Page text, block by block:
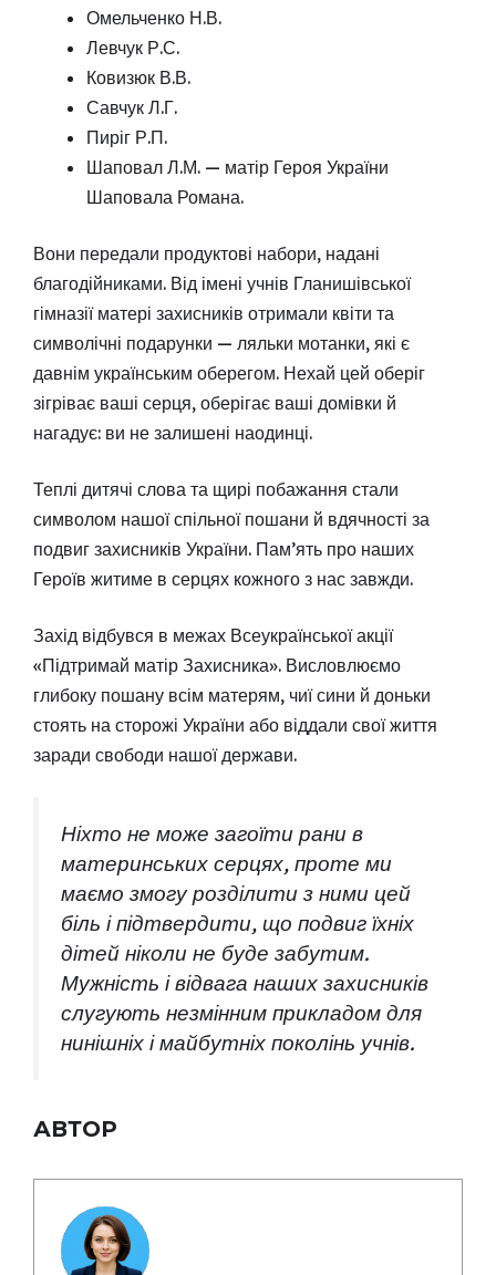
Омельченко Н.В.
Левчук Р.С.
Ковизюк В.В.
Савчук Л.Г.
Пиріг Р.П.
Шаповал Л.М. — матір Героя України
Шаповала Романа.
Вони передали продуктові набори, надані
благодійниками. Від імені учнів Гланишівської
гімназії матері захисників отримали квіти та
символічні подарунки — ляльки мотанки, які є
давнім українським оберегом. Нехай цей оберіг
зігріває ваші серця, оберігає ваші домівки й
нагадує: ви не залишені наодинці.
Теплі дитячі слова та щирі побажання стали
символом нашої спільної пошани й вдячності за
подвиг захисників України. Пам’ять про наших
Героїв житиме в серцях кожного з нас завжди.
Захід відбувся в межах Всеукраїнської акції
«Підтримай матір Захисника». Висловлюємо
глибоку пошану всім матерям, чиї сини й доньки
стоять на сторожі України або віддали свої життя
заради свободи нашої держави.
Ніхто не може загоїти рани в
материнських серцях, проте ми
маємо змогу розділити з ними цей
біль і підтвердити, що подвиг їхніх
дітей ніколи не буде забутим.
Мужність і відвага наших захисників
слугують незмінним прикладом для
нинішніх і майбутніх поколінь учнів.
АВТОР